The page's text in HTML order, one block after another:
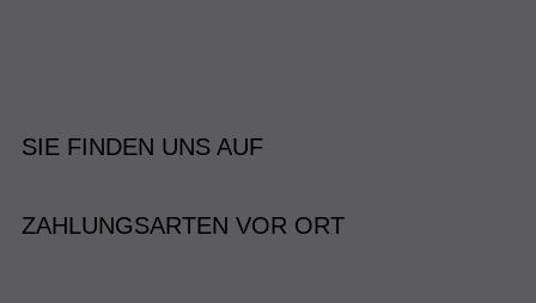
SIE FINDEN UNS AUF
ZAHLUNGSARTEN VOR ORT